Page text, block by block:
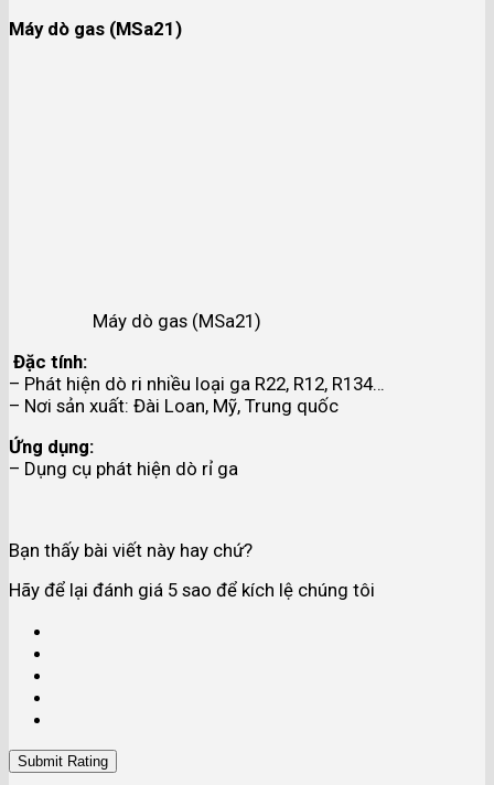
Máy dò gas (MSa21)
Máy dò gas (MSa21)
Đặc tính:
– Phát hiện dò ri nhiều loại ga R22, R12, R134…
– Nơi sản xuất: Đài Loan, Mỹ, Trung quốc
Ứng dụng:
– Dụng cụ phát hiện dò rỉ ga
Bạn thấy bài viết này hay chứ?
Hãy để lại đánh giá 5 sao để kích lệ chúng tôi
Submit Rating